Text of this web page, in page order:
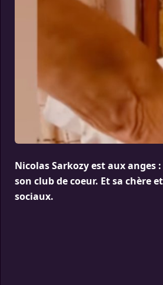
Nicolas Sarkozy est aux anges
son club de coeur. Et sa chère
sociaux.